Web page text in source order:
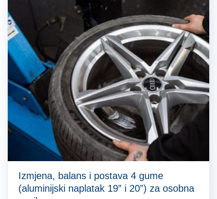
Izmjena, balans i postava 4 gume
(aluminijski naplatak 19” i 20”) za osobna